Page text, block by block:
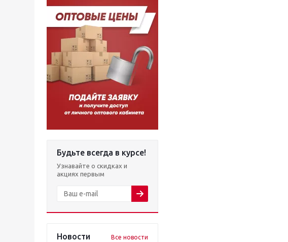
Будьте всегда в курсе!
Узнавайте о скидках и
акциях первым
Новости Все новости